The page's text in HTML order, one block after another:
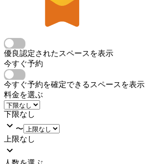
優良認定されたスペースを表示
今すぐ予約
今すぐ予約を確定できるスペースを表示
料金を選ぶ
下限なし
〜
上限なし